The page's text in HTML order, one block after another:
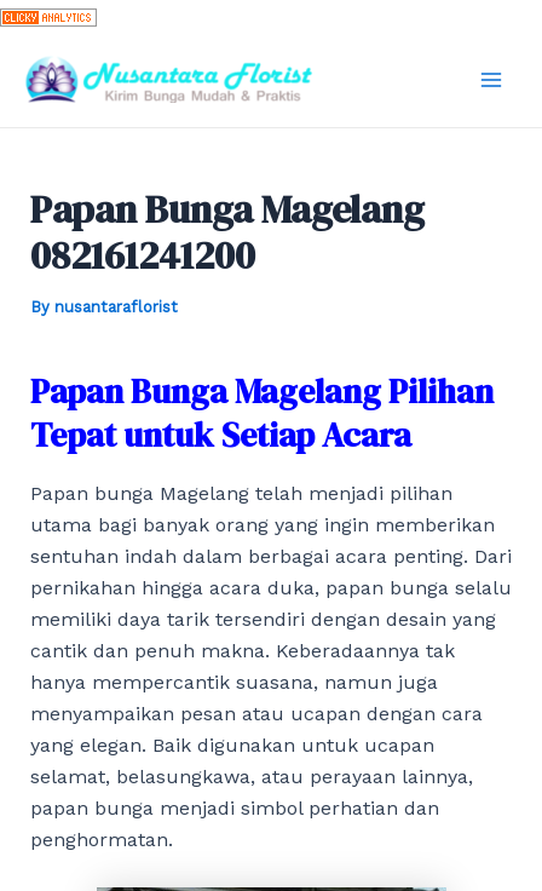
Skip
content
Papan Bunga Magelang
082161241200
By nusantaraflorist
Papan Bunga Magelang Pilihan
Tepat untuk Setiap Acara
Papan bunga Magelang telah menjadi pilihan
utama bagi banyak orang yang ingin memberikan
sentuhan indah dalam berbagai acara penting. Dari
pernikahan hingga acara duka, papan bunga selalu
memiliki daya tarik tersendiri dengan desain yang
cantik dan penuh makna. Keberadaannya tak
hanya mempercantik suasana, namun juga
menyampaikan pesan atau ucapan dengan cara
yang elegan. Baik digunakan untuk ucapan
selamat, belasungkawa, atau perayaan lainnya,
papan bunga menjadi simbol perhatian dan
penghormatan.